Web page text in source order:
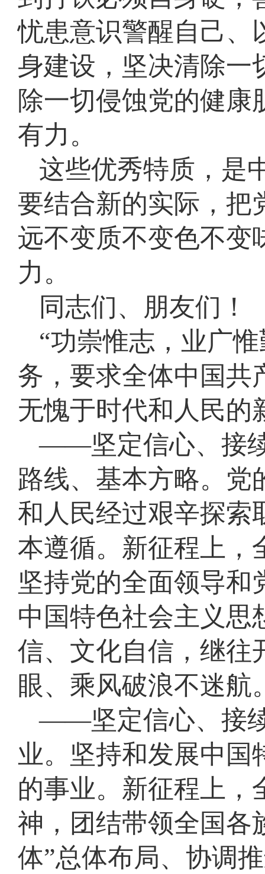
忧患意识警醒自己、
身建设，坚决清除一
除一切侵蚀党的健康
有力。
这些优秀特质，是
要结合新的实际，把
远不变质不变色不变
力。
同志们、朋友们！
“功崇惟志，业广
务，要求全体中国共
无愧于时代和人民的
——坚定信心、接
路线、基本方略。党
和人民经过艰辛探索
本遵循。新征程上，
坚持党的全面领导和
中国特色社会主义思
信、文化自信，继往
眼、乘风破浪不迷航
——坚定信心、接
业。坚持和发展中国
的事业。新征程上，
神，团结带领全国各
体”总体布局、协调